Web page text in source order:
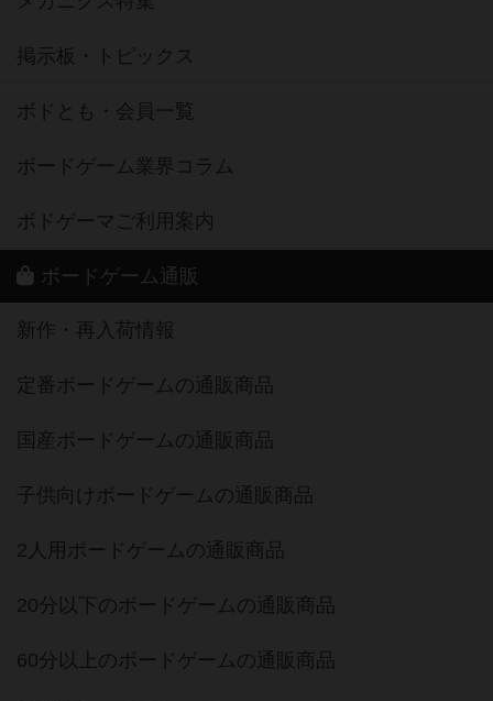
掲示板・トピックス
ボドとも・会員一覧
ボードゲーム業界コラム
ボドゲーマご利用案内
ボードゲーム通販
新作・再入荷情報
定番ボードゲームの通販商品
国産ボードゲームの通販商品
子供向けボードゲームの通販商品
2人用ボードゲームの通販商品
20分以下のボードゲームの通販商品
60分以上のボードゲームの通販商品